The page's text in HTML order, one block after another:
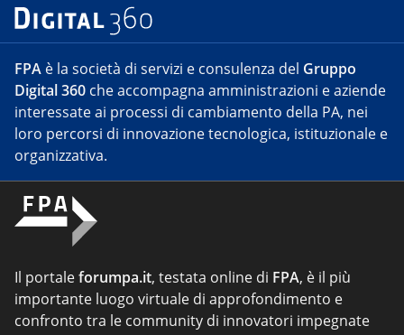
FPA è la società di servizi e consulenza del Gruppo
Digital 360 che accompagna amministrazioni e aziende
interessate ai processi di cambiamento della PA, nei
loro percorsi di innovazione tecnologica, istituzionale e
organizzativa.
Il portaleforumpa.it, testata online di FPA, è il più
importante luogo virtuale di approfondimento e
confronto tra le community di innovatori impegnate